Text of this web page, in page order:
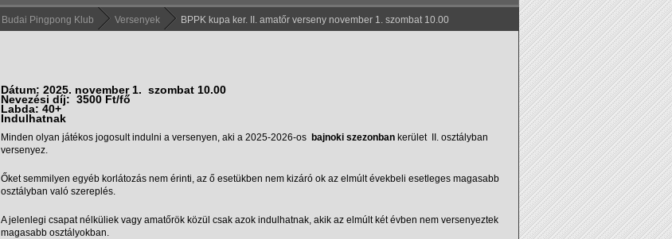
Budai Pingpong Klub Versenyek BPPK kupa ker. II. amatőr verseny november 1. szombat 10.00
Dátum: 2025. november 1. szombat 10.00
Nevezési díj: 3500 Ft/fő
Labda: 40+
Indulhatnak
Minden olyan játékos jogosult indulni a versenyen, aki a 2025-2026-os bajnoki szezonban kerület II. osztályban
versenyez.
Őket semmilyen egyéb korlátozás nem érinti, az ő esetükben nem kizáró ok az elmúlt évekbeli esetleges magasabb
osztályban való szereplés.
A jelenlegi csapat nélküliek vagy amatőrök közül csak azok indulhatnak, akik az elmúlt két évben nem versenyeztek
magasabb osztályokban.